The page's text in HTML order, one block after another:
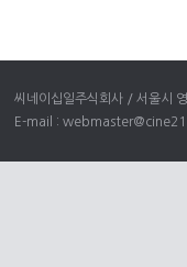
씨네이십일주식회사 / 서울시
E-mail :